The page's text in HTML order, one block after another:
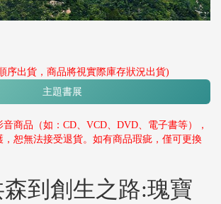
序出貨，商品將視實際庫存狀況出貨)
主題書展
商品（如：CD、VCD、DVD、電子書等），
，恕無法接受退貨。如有商品瑕疵，僅可更換
到創生之路:瑰寶